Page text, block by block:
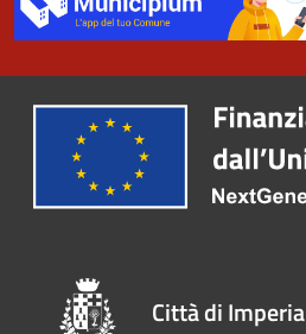
Città di Imperia